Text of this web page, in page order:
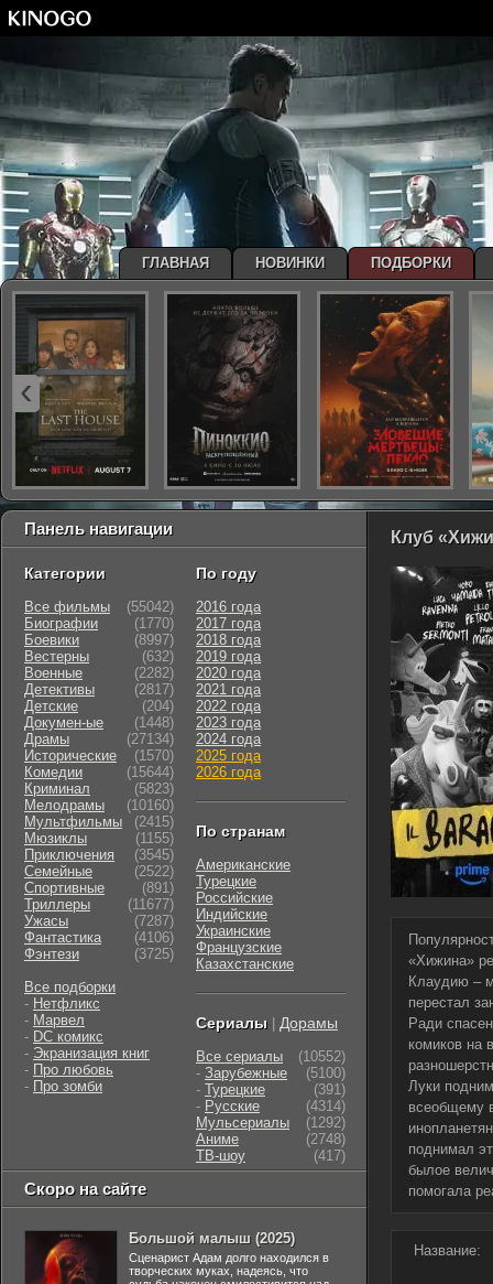
Клуб
«Хижина»
Клаудию –
перестал
Ради
комиков на
Луки
всеобщему
поднимал
былое
помогала
Название:
Панель навигации
Категории
Все фильмы
(55042)
Биографии
(1770)
Боевики
(8997)
Вестерны
(632)
Военные
(2282)
Детективы
(2817)
Детские
(204)
Докумен-ые
(1448)
Драмы
(27134)
Исторические
(1570)
Комедии
(15644)
Криминал
(5823)
Мелодрамы
(10160)
Мультфильмы
(2415)
Мюзиклы
(1155)
Приключения
(3545)
Семейные
(2522)
Cпортивные
(891)
Триллеры
(11677)
Ужасы
(7287)
Фантастика
(4106)
Фэнтези
(3725)
Все подборки
- Нетфликс
- Марвел
- DC комикс
- Экранизация книг
- Про любовь
- Про зомби
По году
2016 года
2017 года
2018 года
2019 года
2020 года
2021 года
2022 года
2023 года
2024 года
2025 года
2026 года
По странам
Американские
Турецкие
Российские
Индийские
Украинские
Французские
Казахстанские
Сериалы Дорамы
Все сериалы
(10552)
- Зарубежные
(5100)
- Турецкие
(391)
- Русские
(4314)
Мульсериалы
(1292)
Аниме
(2748)
ТВ-шоу
(417)
Скоро на сайте
Большой малыш (2025)
Сценарист Адам долго находился в
творческих муках, надеясь, что
ГЛАВНАЯ НОВИНКИ ПОДБОРКИ
‹